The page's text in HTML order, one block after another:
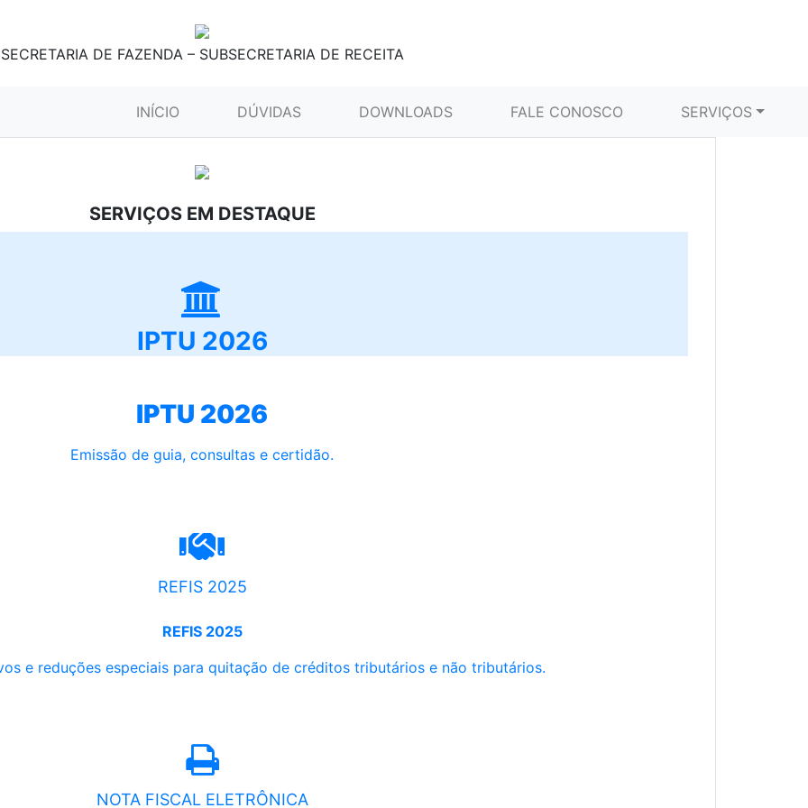
SECRETARIA DE FAZENDA – SUBSECRETARIA DE RECEITA
INÍCIO (CURRENT)DÚVIDAS DOWNLOADS FALE CONOSCO SERVIÇOS
SERVIÇOS EM DESTAQUE
IPTU 2026
IPTU 2026
Emissão de guia, consultas e certidão.
REFIS 2025
REFIS 2025
e reduções especiais para quitação de créditos tributários e não tributários.
NOTA FISCAL ELETRÔNICA